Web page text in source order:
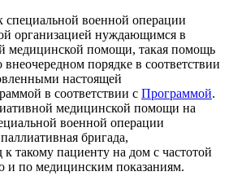
специальной военной операции
организацией нуждающимся в
медицинской помощи, такая помощь
внеочередном порядке в соответствии
настоящей
в соответствии с Программой.
медицинской помощи на
военной операции
бригада,
такому пациенту на дом с частотой
и по медицинским показаниям.